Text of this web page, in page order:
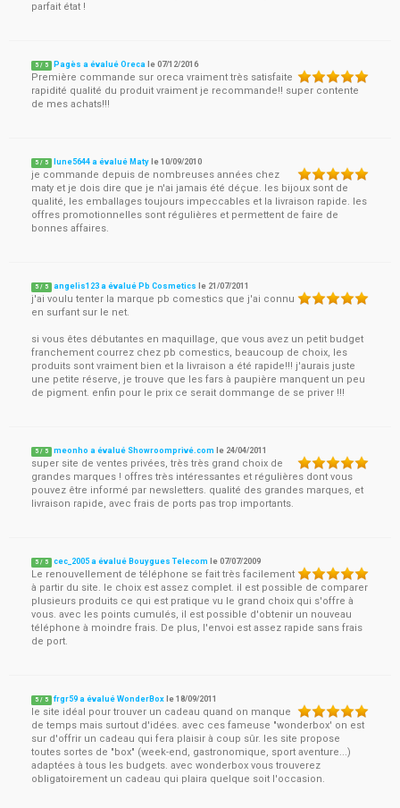
parfait état !
5 / 5 Pagès a évalué Oreca le07/12/2016
Première commande sur oreca vraiment très satisfaite
rapidité qualité du produit vraiment je recommande!! super contente
de mes achats!!!
5 / 5 lune5644 a évalué Maty le10/09/2010
je commande depuis de nombreuses années chez
maty et je dois dire que je n'ai jamais été déçue. les bijoux sont de
qualité, les emballages toujours impeccables et la livraison rapide. les
offres promotionnelles sont régulières et permettent de faire de
bonnes affaires.
5 / 5 angelis123 a évalué Pb Cosmetics le 21/07/2011
j'ai voulu tenter la marque pb comestics que j'ai connu
en surfant sur le net.
si vous êtes débutantes en maquillage, que vous avez un petit budget
franchement courrez chez pb comestics, beaucoup de choix, les
produits sont vraiment bien et la livraison a été rapide!!! j'aurais juste
une petite réserve, je trouve que les fars à paupière manquent un peu
de pigment. enfin pour le prix ce serait dommange de se priver !!!
5 / 5 meonho a évalué Showroomprivé.com le 24/04/2011
super site de ventes privées, très très grand choix de
grandes marques ! offres très intéressantes et régulières dont vous
pouvez être informé par newsletters. qualité des grandes marques, et
livraison rapide, avec frais de ports pas trop importants.
5 / 5 cec_2005 a évalué Bouygues Telecom le07/07/2009
Le renouvellement de téléphone se fait très facilement
à partir du site. le choix est assez complet. il est possible de comparer
plusieurs produits ce qui est pratique vu le grand choix qui s'offre à
vous. avec les points cumulés, il est possible d'obtenir un nouveau
téléphone à moindre frais. De plus, l'envoi est assez rapide sans frais
de port.
5 / 5 frgr59 a évalué WonderBox le18/09/2011
le site idéal pour trouver un cadeau quand on manque
de temps mais surtout d'idées. avec ces fameuse "wonderbox' on est
sur d'offrir un cadeau qui fera plaisir à coup sûr. les site propose
toutes sortes de "box" (week-end, gastronomique, sport aventure...)
adaptées à tous les budgets. avec wonderbox vous trouverez
obligatoirement un cadeau qui plaira quelque soit l'occasion.